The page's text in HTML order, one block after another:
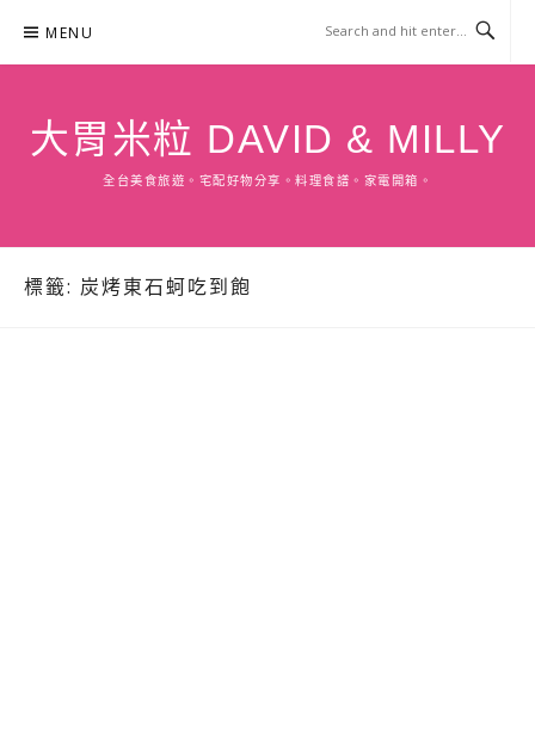
content
MENU
大胃米粒 DAVID & MILLY
全台美食旅遊。宅配好物分享。料理食譜。家電開箱。
標籤: 炭烤東石蚵吃到飽